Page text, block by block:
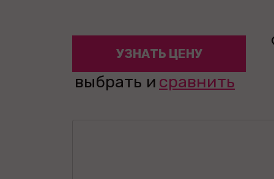
УЗНАТЬ ЦЕНУ
выбрать и сравнить